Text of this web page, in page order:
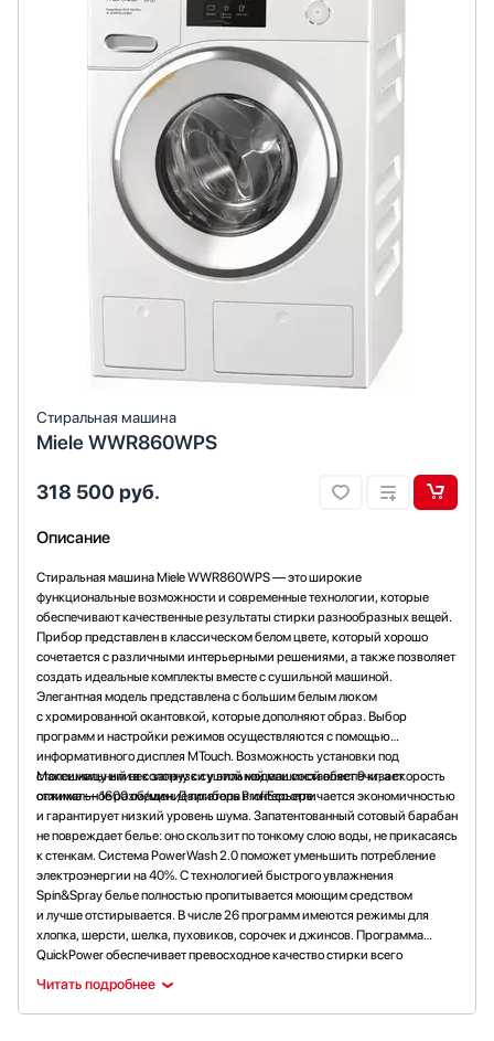
Стиральная машина
Miele WWR860WPS
318 500 руб.
Описание
Стиральная машина Miele WWR860WPS — это широкие
функциональные возможности и современные технологии, которые
обеспечивают качественные результаты стирки разнообразных вещей.
Прибор представлен в классическом белом цвете, который хорошо
сочетается с различными интерьерными решениями, а также позволяет
создать идеальные комплекты вместе с сушильной машиной.
Элегантная модель представлена с большим белым люком
с хромированной окантовкой, которые дополняют образ. Выбор
программ и настройки режимов осуществляются с помощью
информативного дисплея MTouch. Возможность установки под
столешницу или в колонну с сушильной машиной обеспечивает
оптимальное размещение прибора в интерьере.
Максимальный вес загрузки у этой модели составляет 9 кг, а скорость
отжима — 1600 об/мин. Двигатель ProfiEco отличается экономичностью
и гарантирует низкий уровень шума. Запатентованный сотовый барабан
не повреждает белье: оно скользит по тонкому слою воды, не прикасаясь
к стенкам. Система PowerWash 2.0 поможет уменьшить потребление
электроэнергии на 40%. С технологией быстрого увлажнения
Spin&Spray белье полностью пропитывается моющим средством
и лучше отстирывается. В числе 26 программ имеются режимы для
хлопка, шерсти, шелка, пуховиков, сорочек и джинсов. Программа
QuickPower обеспечивает превосходное качество стирки всего
защиты от бактерий и аллергенов, режим тихой стирки — для запуска
ночью или во время дневного сна детей, режим SingleWash — для
Читать подробнее